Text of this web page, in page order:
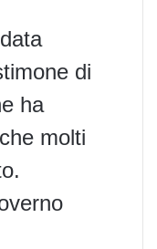
di
ha
molti